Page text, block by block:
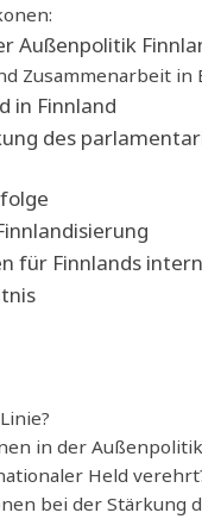
Außenpolitik
Zusammenarbeit in
in Finnland
des
für Finnlands
in der
Held
bei der Stärkung